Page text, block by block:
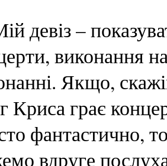
девіз –
виконання
Якщо,
Криса грає
фантастично,
вдруге